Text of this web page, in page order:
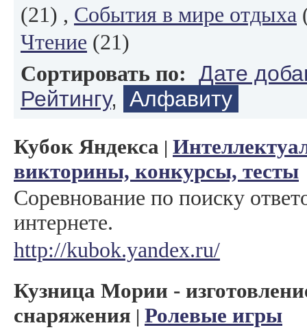
(21) , События в мире отдыха
Чтение (21)
Сортировать по: Дате
Рейтингу, Алфавиту
Кубок Яндекса |
викторины, конкурсы, тесты
Соревнование по поиску
интернете.
http://kubok.yandex.ru/
Кузница Мории -
снаряжения | Ролевые игры